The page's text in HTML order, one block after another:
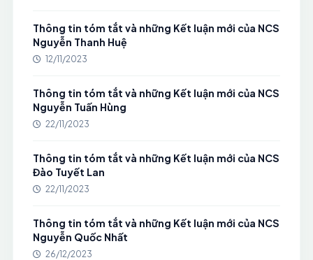
Thông tin tóm tắt và những Kết luận mới của NCS
Nguyễn Thanh Huệ
12/11/2023
Thông tin tóm tắt và những Kết luận mới của NCS
Nguyễn Tuấn Hùng
22/11/2023
Thông tin tóm tắt và những Kết luận mới của NCS
Đào Tuyết Lan
22/11/2023
Thông tin tóm tắt và những Kết luận mới của NCS
Nguyễn Quốc Nhất
26/12/2023